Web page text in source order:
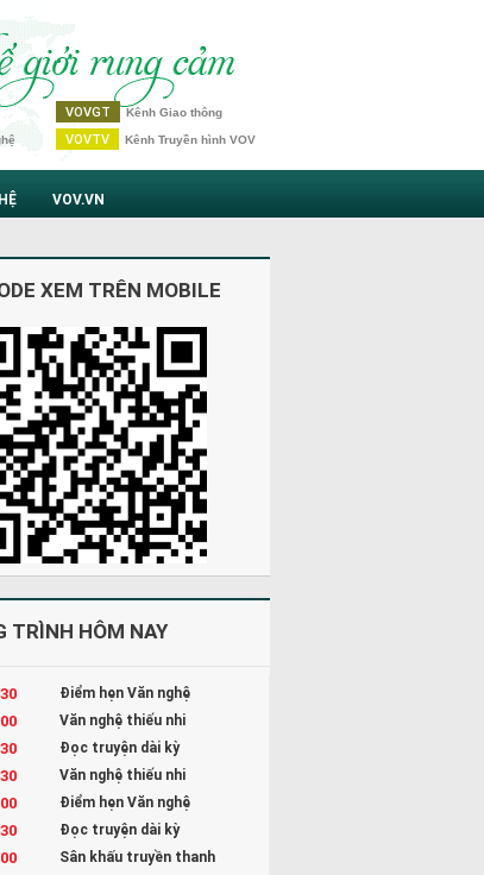
VOVGT Kênh Giao thông
VOVTV Kênh Truyền hình VOV
VOV.VN
XEM TRÊN MOBILE
TRÌNH HÔM NAY
Điểm hẹn Văn nghệ
Văn nghệ thiếu nhi
Đọc truyện dài kỳ
Văn nghệ thiếu nhi
Điểm hẹn Văn nghệ
Đọc truyện dài kỳ
Sân khấu truyền thanh